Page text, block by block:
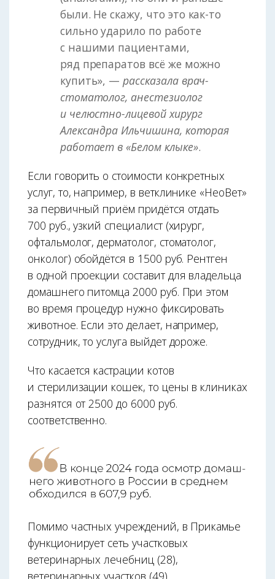
были. Не скажу, что это как-то
сильно ударило по работе
с нашими пациентами,
ряд препаратов всё же можно
купить», —рассказала врач-
стоматолог, анестезиолог
и челюстно-лицевой хирург
Александра Ильчишина, которая
работает в «Белом клыке».
Если говорить о стоимости конкретных
услуг, то, например, в ветклинике «НеоВет»
за первичный приём придётся отдать
700 руб., узкий специалист (хирург,
офтальмолог, дерматолог, стоматолог,
онколог) обойдётся в 1500 руб. Рентген
в одной проекции составит для владельца
домашнего питомца 2000 руб. При этом
во время процедур нужно фиксировать
животное. Если это делает, например,
сотрудник, то услуга выйдет дороже.
Что касается кастрации котов
и стерилизации кошек, то цены в клиниках
разнятся от 2500 до 6000 руб.
соответственно.
Помимо частных учреждений, в Прикамье
функционирует сеть участковых
ветеринарных лечебниц (28),
ветеринарных участков (49)